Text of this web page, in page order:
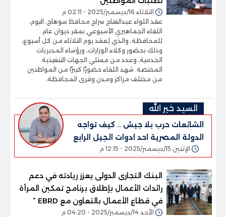
الثلاثاء 16/ديسمبر/2025 - 02:11 م
عقد اللواء عبدالفتاح سراج محافظ سوهاج، اليوم،
اللقاء الجماهيري الأسبوعي بمقر ديوان عام
للمحافظة، والذي يُعقد يوم الثلاثاء من كل أسبوع،
وذلك بحضور وكلاء الوزارات، ورؤساء المديريات
الخدمية، وعدد من ممثلي الجهات التنفيذية
المختصة. شهد اللقاء حضورًا كبيرًا من المواطنين
من مختلف مراكز ومدن وقرى المحافظة،
السيد خير الله
الشائعات حرب بلا جيش .. كيف تواجه
الدولة المصرية احد ادوات الجيل الرابع
للحروب
الإثنين 15/ديسمبر/2025 - 12:15 م
البنك التجارى الدولى يعزز ريادته في دعم
رائدات الأعمال بإطلاق برنامج تمكين المرأة
في قطاع الأعمال بالتعاون مع EBRD ”
الأحد 14/ديسمبر/2025 - 04:20 م